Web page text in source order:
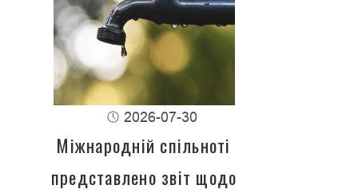
2026-07-30
Міжнародній спільноті
представлено звіт щодо